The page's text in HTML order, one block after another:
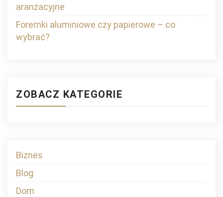
aranżacyjne
Foremki aluminiowe czy papierowe – co
wybrać?
ZOBACZ KATEGORIE
Biznes
Blog
Dom